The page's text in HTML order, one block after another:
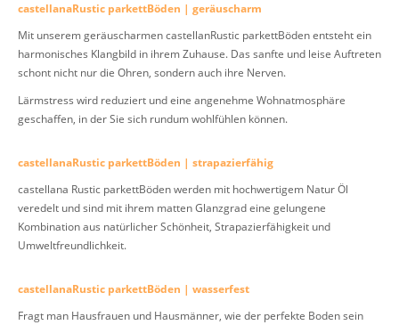
castellanaRustic parkettBöden | geräuscharm
Mit unserem geräuscharmen castellanRustic parkettBöden entsteht ein
harmonisches Klangbild in ihrem Zuhause. Das sanfte und leise Auftreten
schont nicht nur die Ohren, sondern auch ihre Nerven.
Lärmstress wird reduziert und eine angenehme Wohnatmosphäre
geschaffen, in der Sie sich rundum wohlfühlen können.
castellanaRustic parkettBöden | strapazierfähig
castellana Rustic parkettBöden werden mit hochwertigem Natur Öl
veredelt und sind mit ihrem matten Glanzgrad eine gelungene
Kombination aus natürlicher Schönheit, Strapazierfähigkeit und
Umweltfreundlichkeit.
castellanaRustic parkettBöden | wasserfest
Fragt man Hausfrauen und Hausmänner, wie der perfekte Boden sein